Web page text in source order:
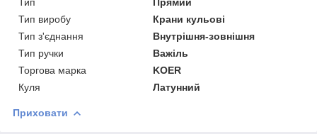
Тип виробу
Крани кульові
Тип з'єднання
Внутрішня-зовнішня
Тип ручки
Важіль
Торгова марка
KOER
Куля
Латунний
Приховати